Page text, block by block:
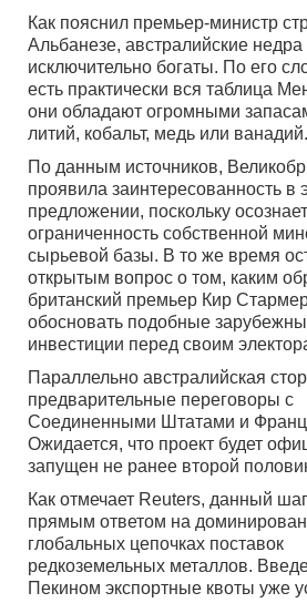
Как пояснил премьер-министр
Альбанезе, австралийские недра
исключительно богаты. По его
есть практически вся таблица
они обладают огромными
литий, кобальт, медь или ванадий.
По данным источников,
проявила заинтересованность в
предложении, поскольку осознает
ограниченность собственной
сырьевой базы. В то же время
открытым вопрос о том, каким
британский премьер Кир
обосновать подобные
инвестиции перед своим
Параллельно австралийская
предварительные переговоры с
Соединенными Штатами и
Ожидается, что проект будет
запущен не ранее второй
Как отмечает Reuters, данный
прямым ответом на
глобальных цепочках поставок
редкоземельных металлов.
Пекином экспортные квоты уже